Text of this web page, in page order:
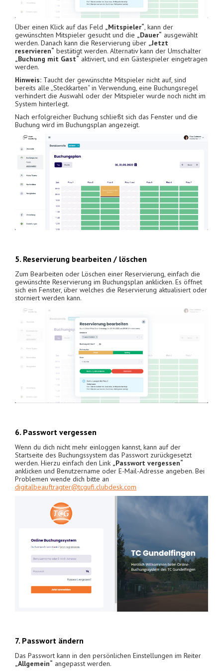
Über einen Klick auf das Feld „Mitspieler“, kann der
gewünschten Mitspieler gesucht und die „Dauer“ ausgewählt
werden. Danach kann die Reservierung über „Jetzt
reservieren“ bestätigt werden. Alternativ kann der Umschalter
„Buchung mit Gast“ aktiviert, und ein Gästespieler eingetragen
werden.
Hinweis: Taucht der gewünschte Mitspieler nicht auf, sind
bereits alle „Steckkarten“ in Verwendung, eine Buchungsregel
verhindert die Auswahl oder der Mitspieler wurde noch nicht im
System hinterlegt.
Nach erfolgreicher Buchung schließt sich das Fenster und die
Buchung wird im Buchungsplan angezeigt.
5. Reservierung bearbeiten / löschen
Zum Bearbeiten oder Löschen einer Reservierung, einfach die
gewünschte Reservierung im Buchungsplan anklicken. Es öffnet
sich ein Fenster, über welches die Reservierung aktualisiert oder
storniert werden kann.
6. Passwort vergessen
Wenn du dich nicht mehr einloggen kannst, kann auf der
Startseite des Buchungssystem das Passwort zurückgesetzt
werden. Hierzu einfach den Link „Passwort vergessen“
anklicken und Benutzername oder E-Mail-Adresse angeben. Bei
Problemen wende dich bitte an
digitalbeauftragter@tcgufi.clubdesk.com
7. Passwort ändern
Das Passwort kann in den persönlichen Einstellungen im Reiter
„Allgemein“ angepasst werden.